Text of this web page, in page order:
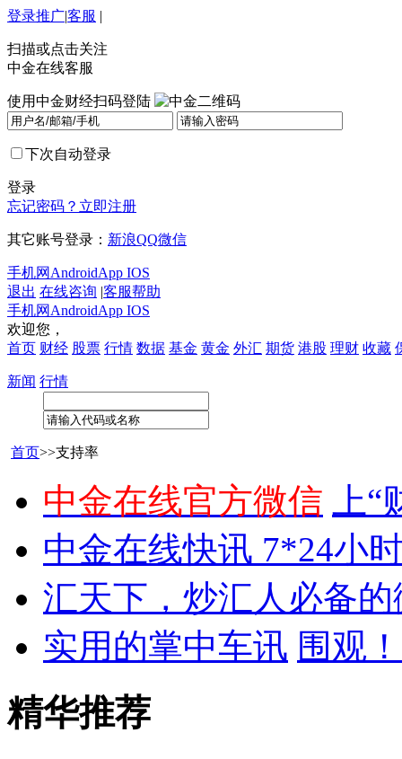
登录推广|客服 |
扫描或点击关注
中金在线客服
使用中金财经扫码登陆
下次自动登录
登录
忘记密码？ 立即注册
其它账号登录： 新浪QQ微信
手机网 AndroidApp IOS
退出 在线咨询 |客服帮助
手机网 AndroidApp IOS
欢迎您，
首页 财经 股票 行情 数据 基金 黄金 外汇 期货 港股 理财 收藏
新闻 行情
首页>>支持率
中金在线官方微信
上
中金在线快讯 7*24小
汇天下，炒汇人必备
实用的掌中车讯 围观
精华推荐